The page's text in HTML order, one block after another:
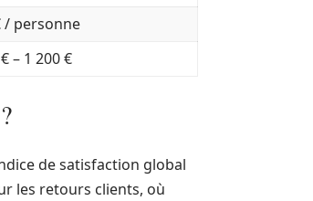
/ personne
– 1 200 €
de satisfaction global
les retours clients, où